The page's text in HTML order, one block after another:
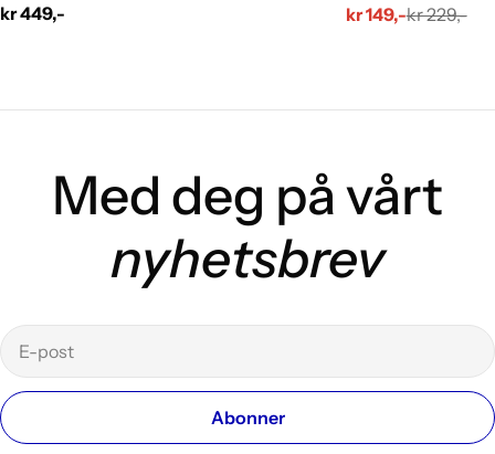
Vanlig
kr 449,-
Salgs
kr 149,-
Vanlig kr 229,-
Med deg på vårt
nyhetsbrev
E-
post
Abonner